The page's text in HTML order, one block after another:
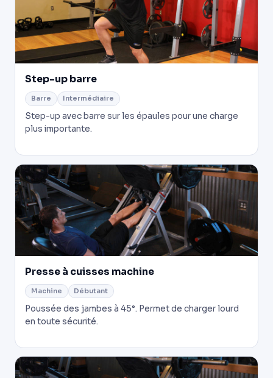
Step-up barre
Barre Intermédiaire
Step-up avec barre sur les épaules pour une charge
plus importante.
Presse à cuisses machine
Machine Débutant
Poussée des jambes à 45°. Permet de charger lourd
en toute sécurité.